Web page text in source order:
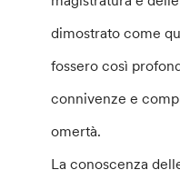
dimostrato come
fossero così
connivenze e
omertà.
La conoscenza